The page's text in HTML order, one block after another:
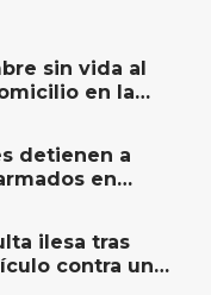
sin vida al
en la
San Juan del
detienen a
en
ilesa tras
contra un